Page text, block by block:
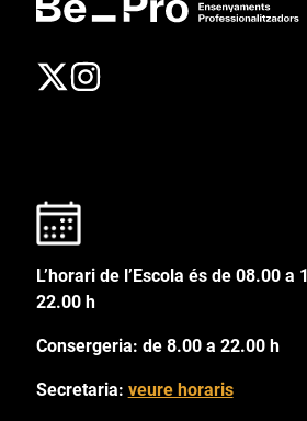
L’horari de l’Escola és de 08.00 a
22.00 h
Consergeria: de 8.00 a 22.00 h
Secretaria: veure horaris